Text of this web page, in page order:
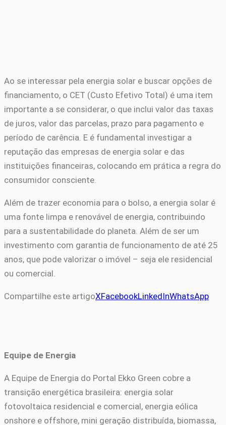
Ao se interessar pela energia solar e buscar opções de
financiamento, o CET (Custo Efetivo Total) é uma item
importante a se considerar, o que inclui valor das taxas
de juros, valor das parcelas, prazo para pagamento e
período de carência. E é fundamental investigar a
reputação das empresas de energia solar e das
instituições financeiras, colocando em prática a regra do
consumidor consciente.
Além de trazer economia para o bolso, a energia solar é
uma fonte limpa e renovável de energia, contribuindo
para a sustentabilidade do planeta. Além de ser um
investimento com garantia de funcionamento de até 25
anos, que pode valorizar o imóvel – seja ele residencial
ou comercial.
Compartilhe este artigoXFacebookLinkedInWhatsApp
Equipe de Energia
A Equipe de Energia do Portal Ekko Green cobre a
transição energética brasileira: energia solar
fotovoltaica residencial e comercial, energia eólica
onshore e offshore, mini geração distribuída, biomassa,